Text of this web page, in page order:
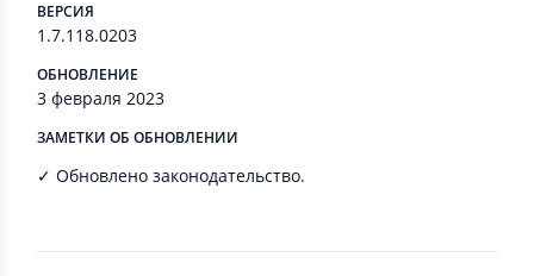
ВЕРСИЯ
1.7.118.0203
ОБНОВЛЕНИЕ
3 февраля 2023
ЗАМЕТКИ ОБ ОБНОВЛЕНИИ
✓ Обновлено законодательство.